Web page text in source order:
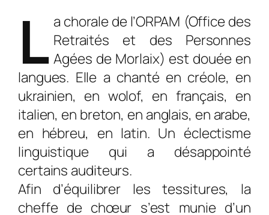
L a chorale de l’ORPAM (Office des
Retraités et des Per­sonnes
Agées de Morlaix) est douée en
langues. Elle a chanté en créole, en
ukrainien, en wolof, en français, en
italien, en breton, en anglais, en arabe,
en hébreu, en latin. Un éclectisme
linguistique qui a désappointé
certains auditeurs.
Afin d’équilibrer les tessitures, la
cheffe de chœur s’est munie d’un